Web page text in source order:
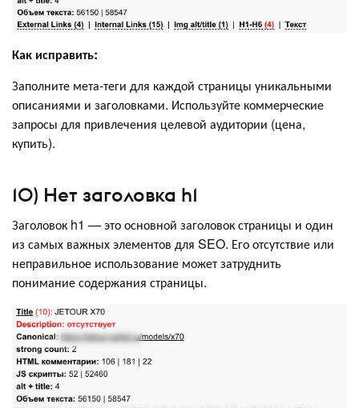
Как исправить:
Заполните мета-теги для каждой страницы уникальными
описаниями и заголовками. Используйте коммерческие
запросы для привлечения целевой аудитории (цена,
купить).
10) Нет заголовка h1
Заголовок h1 — это основной заголовок страницы и один
из самых важных элементов для SEO. Его отсутствие или
неправильное использование может затруднить
понимание содержания страницы.